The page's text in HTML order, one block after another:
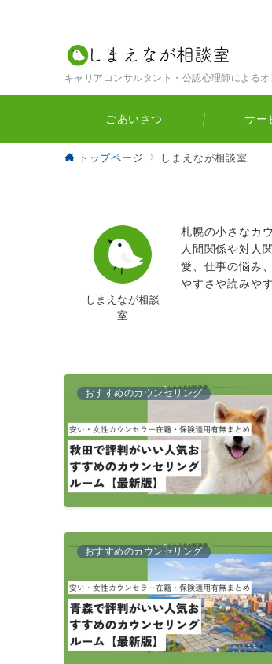
キャリアコンサルタント・公認心理師による
ごあいさつ サー
トップページ しまえなが相談室
しまえなが相談
室
札幌の小さなカ
人間関係や対人
愛、仕事の悩み
やすさや読みや
おすすめのカウンセリング
おすすめのカウンセリング